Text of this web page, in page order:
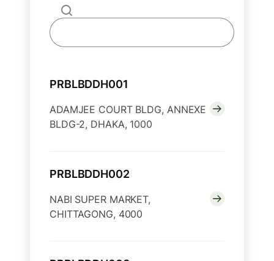
PRBLBDDH001
ADAMJEE COURT BLDG, ANNEXE
BLDG-2, DHAKA, 1000
PRBLBDDH002
NABI SUPER MARKET,
CHITTAGONG, 4000